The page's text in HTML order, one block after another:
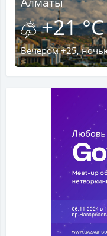
+21 °C
Вечером +25,